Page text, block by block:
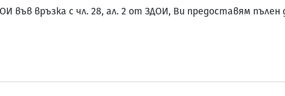
във връзка с чл. 28, ал. 2 от ЗДОИ, Ви предоставям